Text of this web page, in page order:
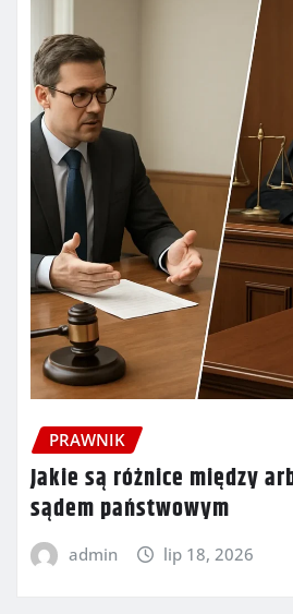
PRAWNIK
Jakie są różnice między
sądem państwowym
admin lip 18, 2026